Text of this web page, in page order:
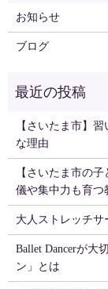
お知らせ
ブログ
【さいたま市】
な理由
【さいたま市の
儀や集中力も育つ
大人ストレッチサ
Ballet Dancerが大
ン」とは